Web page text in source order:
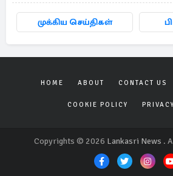
முக்கிய செய்திகள்
HOME ABOUT CONTACT US
COOKIE POLICY
Copyrights © 2026 Lankasri News .